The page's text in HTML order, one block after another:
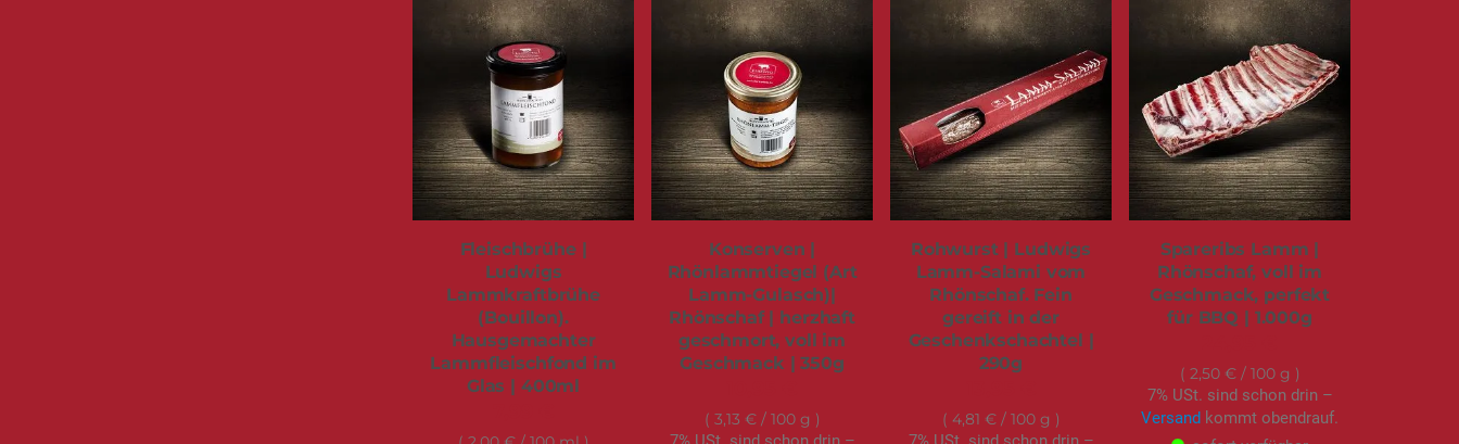
Fleischbrühe |
Ludwigs
Lammkraftbrühe
(Bouillon).
Hausgemachter
Lammfleischfond im
Glas | 400ml
Konserven |
Rhönlammtiegel (Art
Lamm-Gulasch)|
Rhönschaf | herzhaft
geschmort, voll im
Geschmack | 350g
3,13 €/ 100 g
Rohwurst | Ludwigs
Lamm-Salami vom
Rhönschaf. Fein
gereift in der
Geschenkschachtel |
290g
4,81 €/ 100 g
Spareribs Lamm |
Rhönschaf, voll im
Geschmack, perfekt
für BBQ | 1.000g
2,50 €/ 100 g
7% USt. sind schon drin –
Versand kommt obendrauf.